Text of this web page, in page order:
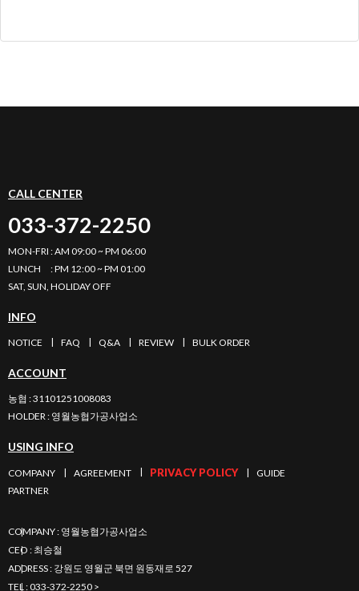
CALL CENTER
033-372-2250
MON-FRI : AM 09:00 ~ PM 06:00
LUNCH : PM 12:00 ~ PM 01:00
SAT, SUN, HOLIDAY OFF
INFO
NOTICE FAQ Q&A REVIEW BULK ORDER
ACCOUNT
농협 : 31101251008083
HOLDER: 영월농협가공사업소
USING INFO
COMPANY AGREEMENT PRIVACY POLICY
GUIDE
PARTNER
COMPANY: 영월농협가공사업소
CEO : 최승철
ADDRESS: 강원도 영월군 북면 원동재로 527
TEL:033-372-2250